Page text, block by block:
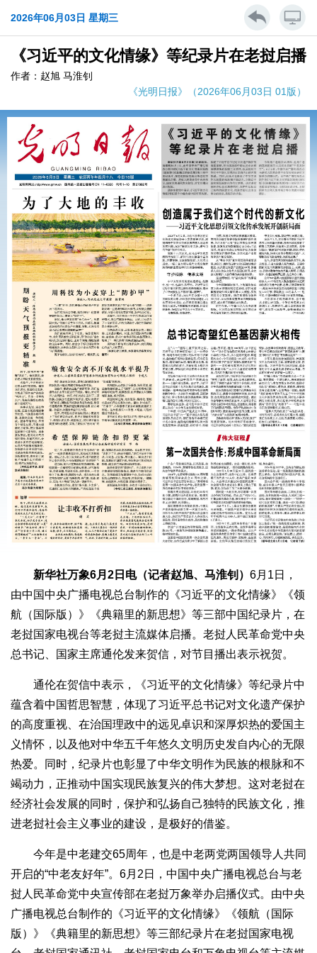
2026年06月03日 星期三
《习近平的文化情缘》等纪录片在老挝启播
作者：赵旭 马淮钊
《光明日报》（2026年06月03日 01版）
新华社万象6月2日电（记者赵旭、马淮钊） 6月1日，
由中国中央广播电视总台制作的《习近平的文化情缘》《领
航（国际版）》《典籍里的新思想》等三部中国纪录片，在
老挝国家电视台等老挝主流媒体启播。老挝人民革命党中央
总书记、国家主席通伦发来贺信，对节目播出表示祝贺。
通伦在贺信中表示，《习近平的文化情缘》等纪录片中
蕴含着中国哲思智慧，体现了习近平总书记对文化遗产保护
的高度重视、在治国理政中的远见卓识和深厚炽热的爱国主
义情怀，以及他对中华五千年悠久文明历史发自内心的无限
热爱。同时，纪录片也彰显了中华文明作为民族的根脉和不
竭动力，正推动中国实现民族复兴的伟大梦想。这对老挝在
经济社会发展的同时，保护和弘扬自己独特的民族文化，推
进老挝社会主义事业的建设，是极好的借鉴。
今年是中老建交65周年，也是中老两党两国领导人共同
开启的“中老友好年”。6月2日，中国中央广播电视总台与老
挝人民革命党中央宣传部在老挝万象举办启播仪式。由中央
广播电视总台制作的《习近平的文化情缘》《领航（国际
版）》《典籍里的新思想》等三部纪录片在老挝国家电视